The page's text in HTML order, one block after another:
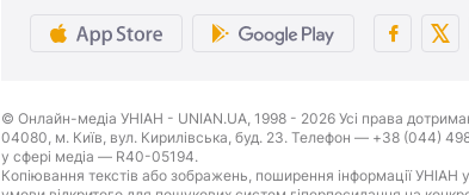
© Онлайн-медіа УНІАН - UNIAN.UA, 1998 - 2026 Усі права
04080, м. Київ, вул. Кирилівська, буд. 23. Телефон — +38 (044)
у сфері медіа — R40-05194.
Копіювання текстів або зображень, поширення інформації УНІАН